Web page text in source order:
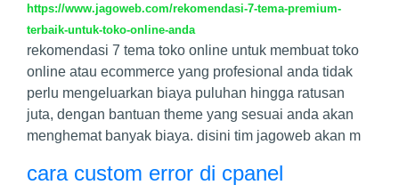
https://www.jagoweb.com/rekomendasi-7-tema-premium-
terbaik-untuk-toko-online-anda
rekomendasi 7 tema toko online untuk membuat toko
online atau ecommerce yang profesional anda tidak
perlu mengeluarkan biaya puluhan hingga ratusan
juta, dengan bantuan theme yang sesuai anda akan
menghemat banyak biaya. disini tim jagoweb akan m
cara custom error di cpanel